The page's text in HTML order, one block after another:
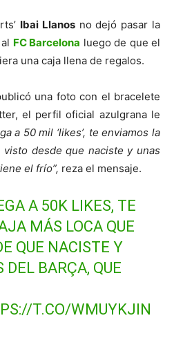
Ibai Llanosno dejó pasar la
FC Barcelona luego de que el
una caja llena de regalos.
una foto con el bracelete
el perfil oficial azulgrana le
a 50 mil ‘likes’, te enviamos la
visto desde que naciste y unas
el frío”, reza el mensaje.
A 50K LIKES, TE
MÁS LOCA QUE
QUE NACISTE Y
DEL BARÇA, QUE
T.CO/WMUYKJIN